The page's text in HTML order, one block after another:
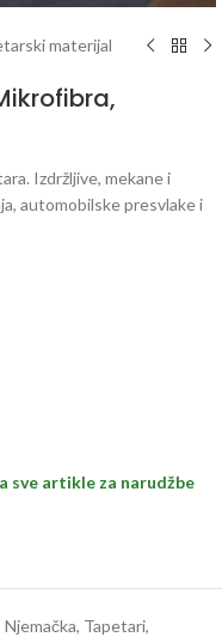
materijal
Izdržljive, mekane i
automobilske presvlake i
sve artikle za narudžbe
Njemačka, Tapetari,